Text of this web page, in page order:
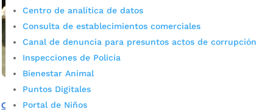
Centro de analítica de datos
Consulta de establecimientos comerciales
Canal de denuncia para presuntos actos de corrupción
Inspecciones de Policía
Bienestar Animal
Puntos Digitales
Portal de Niños
Conozca el plan de choque para descongestionar la